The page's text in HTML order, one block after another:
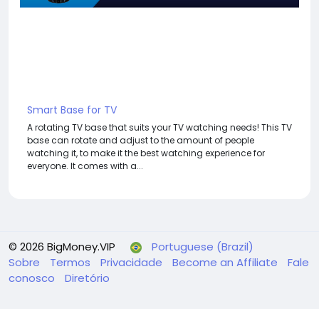
Smart Base for TV
A rotating TV base that suits your TV watching needs! This TV
base can rotate and adjust to the amount of people
watching it, to make it the best watching experience for
everyone. It comes with a...
© 2026 BigMoney.VIP
Portuguese (Brazil)
Sobre
Termos Privacidade Become an Affiliate
Fale
conosco
Diretório